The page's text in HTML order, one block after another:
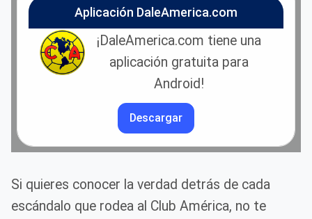
Aplicación DaleAmerica.com
¡DaleAmerica.com tiene una
aplicación gratuita para
Android!
Descargar
Si quieres conocer la verdad detrás de cada
escándalo que rodea al Club América, no te